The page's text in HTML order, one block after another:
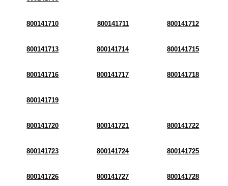
800141710 800141711 800141712
800141713 800141714 800141715
800141716 800141717 800141718
800141719
800141720 800141721 800141722
800141723 800141724 800141725
800141726 800141727 800141728